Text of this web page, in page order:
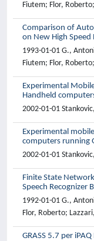
Fiutem; Flor,
Comparison of
on New High Speed
1993-01-01 G.,
Fiutem; Flor,
Experimental
Handheld
2002-01-01
Experimental
computers running
2002-01-01
Finite State
Speech Recognizer
1992-01-01 G.,
Flor, Roberto;
GRASS 5.7 per